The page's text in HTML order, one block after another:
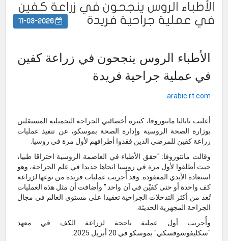
الأطباء الروس ينجحون في زراعة كفين
في عملية جراحية فريدة
الأطباء الروس ينجحون في زراعة كفين
في عملية جراحية فريدة
arabic.rt.com
أعلنت ناتاليا مانتوروفا، كبيرة أخصائيي الجراحة التجميلية المستقلين
بوزارة الصحة الروسية وإدارة الصحة بموسكو، عن تنفيذ عمليات
زراعة كفين للمرضى الذين فقدوا أطرافهم لأول مرة في روسيا.
وقالت مانتوروفا: "حقق الأطباء في العاصمة الروسية اختراقا طبيا،
حيث أطلقوا لأول مرة في روسيا اتجاها جديدا في علم الجراحة، وهو
استعادة الأيدي المفقودة. وقد أُجريت عمليات فريدة من نوعها لزراعة
كف واحدة أو حتى كفيْن في آن واحد." وأضافت أن مثل هذه العمليات
تُعد من أكثر التدخلات الجراحية تعقيدا على مستوى العالم في مجال
الجراحة المجهرية الحديثة.
وأُجريت أول عملية ناجحة لزراعة الكف في معهد
"سكليفوسوفسكي" بموسكو في 20 أبريل 2025.